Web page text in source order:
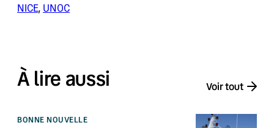
NICE, UNOC
À lire aussi Voir tout
BONNE NOUVELLE